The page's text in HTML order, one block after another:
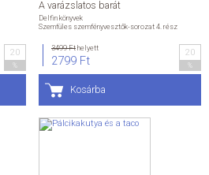
20
A varázslatos barát
Delfin könyvek
Szemfüles szemfényvesztők-sorozat 4. rész
3499 Fthelyett
2799 Ft
20
Kosárba